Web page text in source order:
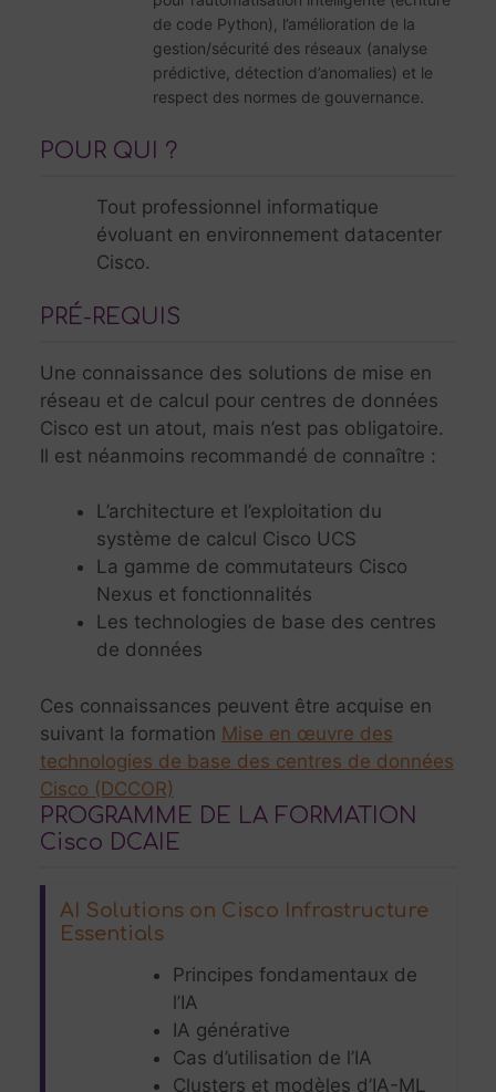
de code Python), l’amélioration de la
gestion/sécurité des réseaux (analyse
prédictive, détection d’anomalies) et le
respect des normes de gouvernance.
POUR QUI ?
Tout professionnel informatique
évoluant en environnement datacenter
Cisco.
PRÉ-REQUIS
Une connaissance des solutions de mise en
réseau et de calcul pour centres de données
Cisco est un atout, mais n’est pas obligatoire.
Il est néanmoins recommandé de connaître :
L’architecture et l’exploitation du
système de calcul Cisco UCS
La gamme de commutateurs Cisco
Nexus et fonctionnalités
Les technologies de base des centres
de données
Ces connaissances peuvent être acquise en
suivant la formation Mise en œuvre des
technologies de base des centres de données
Cisco (DCCOR)
PROGRAMME DE LA FORMATION
Cisco DCAIE
AI Solutions on Cisco Infrastructure
Essentials
Principes fondamentaux de
l’IA
IA générative
Cas d’utilisation de l’IA
Clusters et modèles d’IA-ML